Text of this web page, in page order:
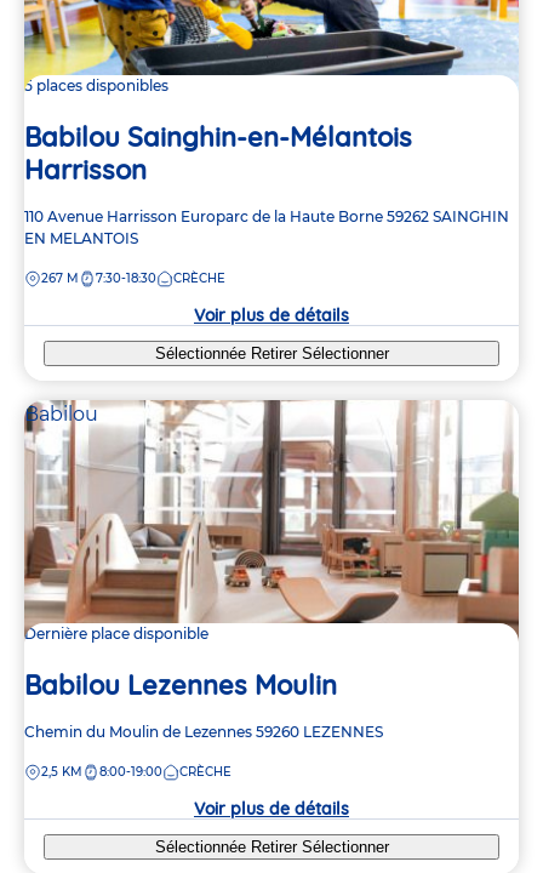
5 places disponibles
Babilou Sainghin-en-Mélantois
Harrisson
Adresse
de
crèche
110 Avenue Harrisson Europarc de la Haute Borne 59262 SAINGHIN
EN MELANTOIS
DISTANCE
267 M 7:30-18:30 CRÈCHE
Voir plus de détails
Sélectionnée Retirer Sélectionner
Babilou
Dernière place disponible
Babilou Lezennes Moulin
Adresse
la
Chemin du Moulin de Lezennes 59260 LEZENNES
DISTANCE
2,5 KM 8:00-19:00 CRÈCHE
Voir plus de détails
Sélectionnée Retirer Sélectionner